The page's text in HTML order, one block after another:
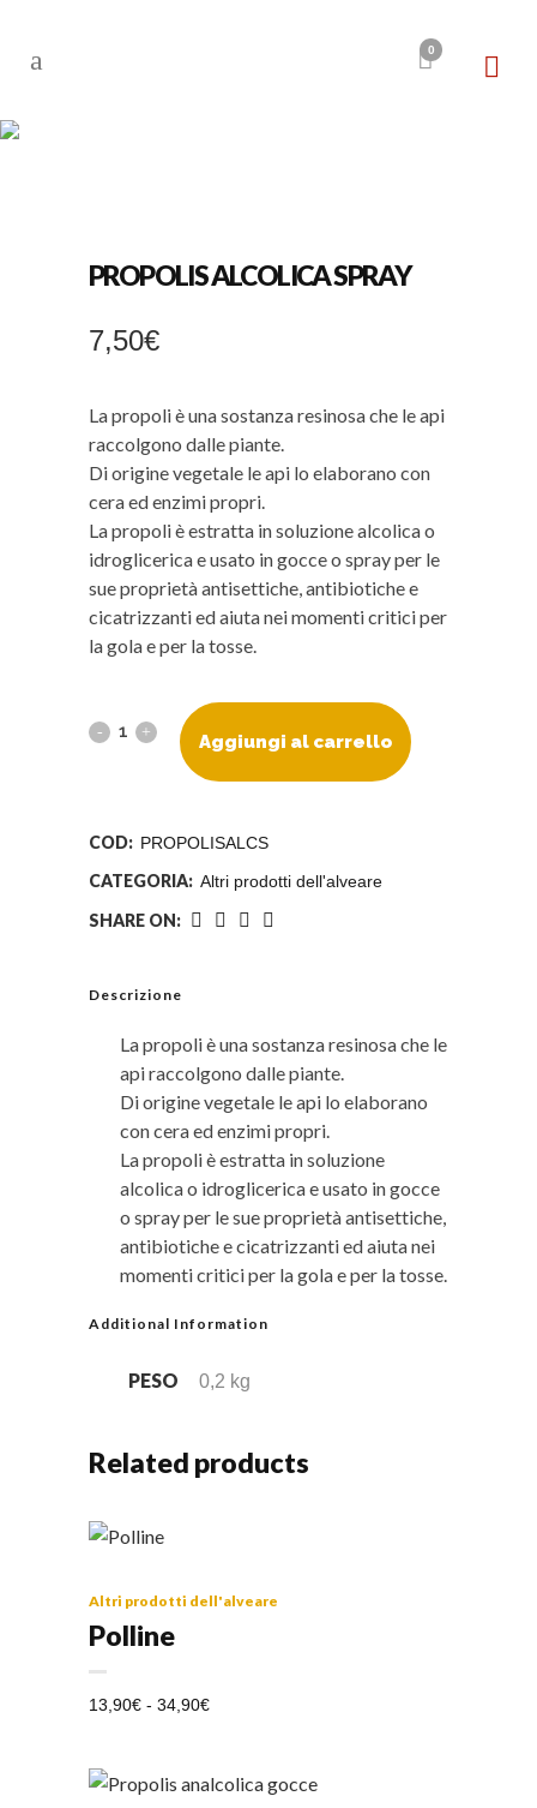
0
PROPOLIS ALCOLICA SPRAY
7,50€
La propoli è una sostanza resinosa che le api
raccolgono dalle piante.
Di origine vegetale le api lo elaborano con
cera ed enzimi propri.
La propoli è estratta in soluzione alcolica o
idroglicerica e usato in gocce o spray per le
sue proprietà antisettiche, antibiotiche e
cicatrizzanti ed aiuta nei momenti critici per
la gola e per la tosse.
Propolis
Aggiungi al carrello
COD: PROPOLISALCS
CATEGORIA: Altri prodotti dell'alveare
SHARE ON:
Descrizione
La propoli è una sostanza resinosa che le
api raccolgono dalle piante.
Di origine vegetale le api lo elaborano
con cera ed enzimi propri.
La propoli è estratta in soluzione
alcolica o idroglicerica e usato in gocce
o spray per le sue proprietà antisettiche,
antibiotiche e cicatrizzanti ed aiuta nei
momenti critici per la gola e per la tosse.
Additional Information
PESO 0,2 kg
Related products
prodotto
ha
possono
Altri prodotti dell'alveare
Polline
13,90€ - 34,90€FASCIA
DA